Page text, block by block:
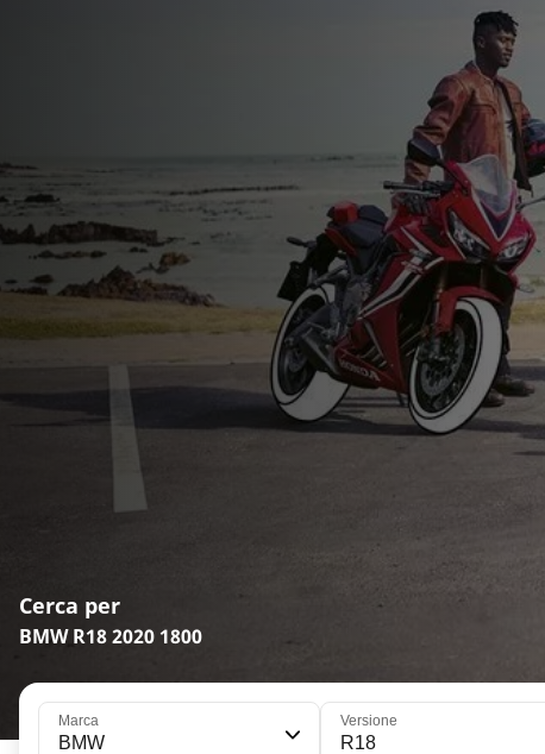
Cerca per
BMW R18 2020 1800
Marca
BMW
Versione
R18